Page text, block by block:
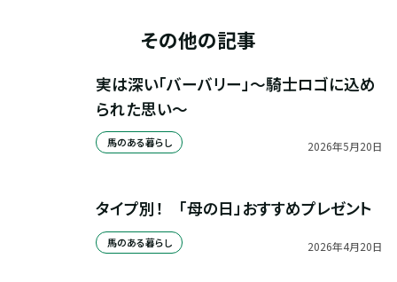
その他の記事
実は深い「バーバリー」～騎士ロゴに込め
られた思い～
馬のある暮らし 2026年5月20日
タイプ別！　「母の日」おすすめプレゼント
馬のある暮らし 2026年4月20日